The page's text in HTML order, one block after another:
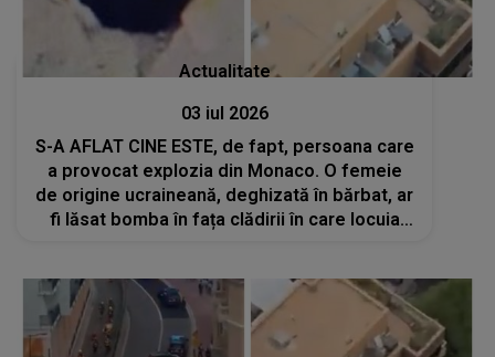
Actualitate
03 iul 2026
S-A AFLAT CINE ESTE, de fapt, persoana care
a provocat explozia din Monaco. O femeie
de origine ucraineană, deghizată în bărbat, ar
fi lăsat bomba în fața clădirii în care locuia